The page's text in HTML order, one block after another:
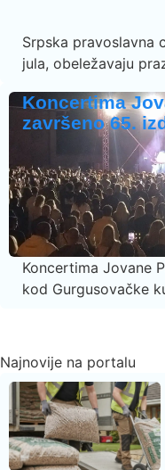
Srpska pravoslavna
jula, obeležavaju
Koncertima
završeno 65.
Koncertima Jovane
kod Gurgusovačke
Najnovije na portalu